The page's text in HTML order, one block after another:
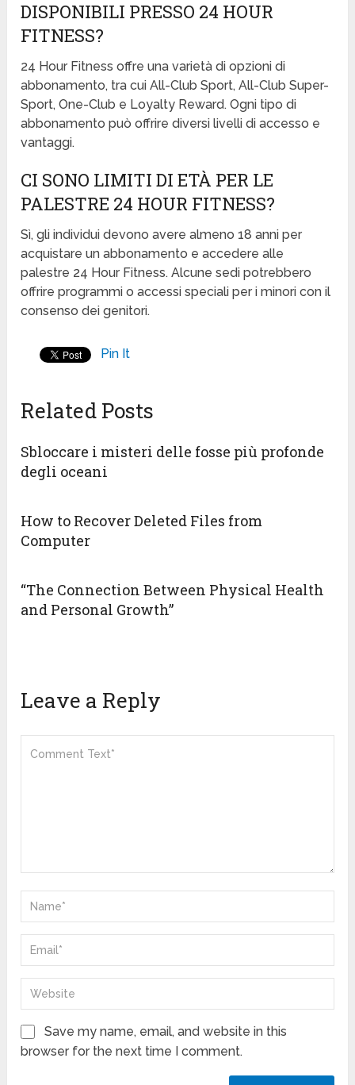
DISPONIBILI PRESSO 24 HOUR
FITNESS?
24 Hour Fitness offre una varietà di opzioni di
abbonamento, tra cui All-Club Sport, All-Club Super-
Sport, One-Club e Loyalty Reward. Ogni tipo di
abbonamento può offrire diversi livelli di accesso e
vantaggi.
CI SONO LIMITI DI ETÀ PER LE
PALESTRE 24 HOUR FITNESS?
Sì, gli individui devono avere almeno 18 anni per
acquistare un abbonamento e accedere alle
palestre 24 Hour Fitness. Alcune sedi potrebbero
offrire programmi o accessi speciali per i minori con il
consenso dei genitori.
Pin It
Related Posts
Sbloccare i misteri delle fosse più profonde
degli oceani
How to Recover Deleted Files from
Computer
“The Connection Between Physical Health
and Personal Growth”
Leave a Reply
Save my name, email, and website in this
browser for the next time I comment.